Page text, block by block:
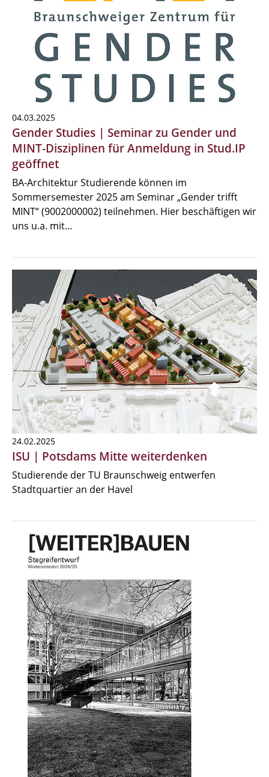
04.03.2025
Gender Studies | Seminar zu Gender und
MINT-Disziplinen für Anmeldung in Stud.IP
geöffnet
BA-Architektur Studierende können im
Sommersemester 2025 am Seminar „Gender trifft
MINT“ (9002000002) teilnehmen. Hier beschäftigen wir
uns u.a. mit…
24.02.2025
ISU | Potsdams Mitte weiterdenken
Studierende der TU Braunschweig entwerfen
Stadtquartier an der Havel